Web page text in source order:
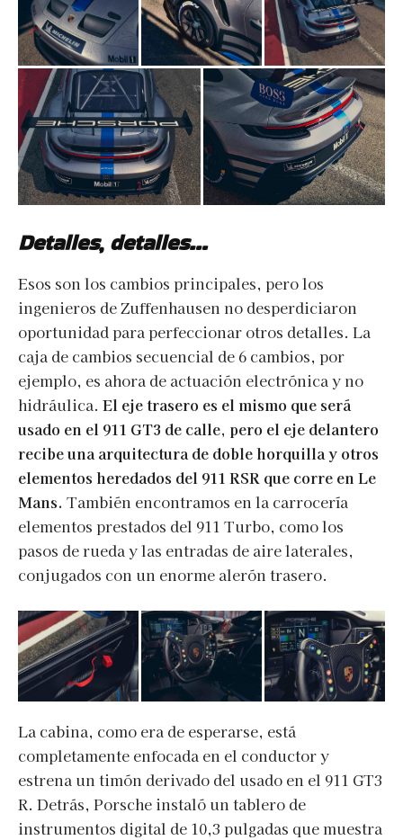
Detalles, detalles…
Esos son los cambios principales, pero los
ingenieros de Zuffenhausen no desperdiciaron
oportunidad para perfeccionar otros detalles. La
caja de cambios secuencial de 6 cambios, por
ejemplo, es ahora de actuación electrónica y no
hidráulica. El eje trasero es el mismo que será
usado en el 911 GT3 de calle, pero el eje delantero
recibe una arquitectura de doble horquilla y otros
elementos heredados del 911 RSR que corre en Le
Mans. También encontramos en la carrocería
elementos prestados del 911 Turbo, como los
pasos de rueda y las entradas de aire laterales,
conjugados con un enorme alerón trasero.
La cabina, como era de esperarse, está
completamente enfocada en el conductor y
estrena un timón derivado del usado en el 911 GT3
R. Detrás, Porsche instaló un tablero de
instrumentos digital de 10,3 pulgadas que muestra